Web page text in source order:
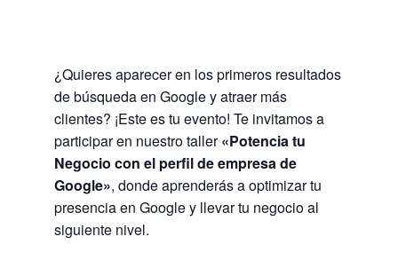
¿Quieres aparecer en los primeros resultados
de búsqueda en Google y atraer más
clientes? ¡Este es tu evento! Te invitamos a
participar en nuestro taller«Potencia tu
Negocio con el perfil de empresa de
Google», donde aprenderás a optimizar tu
presencia en Google y llevar tu negocio al
siguiente nivel.